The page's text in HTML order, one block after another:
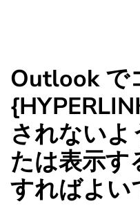
Outlook で
されないよ
たは表示す
すればよい